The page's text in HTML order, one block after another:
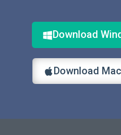
Download
Download